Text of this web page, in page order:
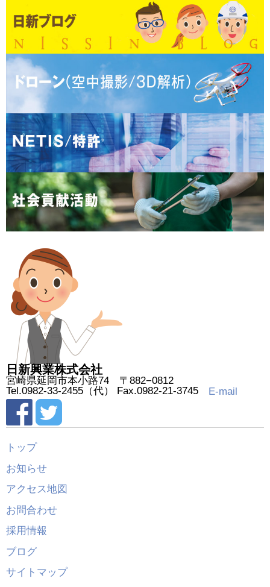
日新興業株式会社
宮崎県延岡市本小路74 〒882−0812
Tel.0982-33-2455（代） Fax.0982-21-3745
E-mail
トップ
お知らせ
アクセス地図
お問合わせ
採用情報
ブログ
サイトマップ